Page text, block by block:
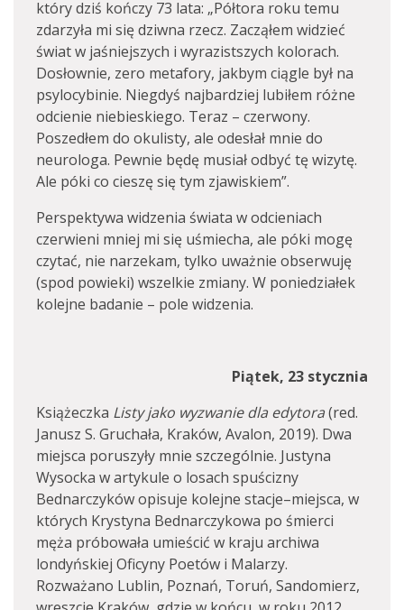
który dziś kończy 73 lata: „Półtora roku temu
zdarzyła mi się dziwna rzecz. Zacząłem widzieć
świat w jaśniejszych i wyrazistszych kolorach.
Dosłownie, zero metafory, jakbym ciągle był na
psylocybinie. Niegdyś najbardziej lubiłem różne
odcienie niebieskiego. Teraz – czerwony.
Poszedłem do okulisty, ale odesłał mnie do
neurologa. Pewnie będę musiał odbyć tę wizytę.
Ale póki co cieszę się tym zjawiskiem”.
Perspektywa widzenia świata w odcieniach
czerwieni mniej mi się uśmiecha, ale póki mogę
czytać, nie narzekam, tylko uważnie obserwuję
(spod powieki) wszelkie zmiany. W poniedziałek
kolejne badanie – pole widzenia.
Piątek, 23 stycznia
Książeczka Listy jako wyzwanie dla edytora(red.
Janusz S. Gruchała, Kraków, Avalon, 2019). Dwa
miejsca poruszyły mnie szczególnie. Justyna
Wysocka w artykule o losach spuścizny
Bednarczyków opisuje kolejne stacje–miejsca, w
których Krystyna Bednarczykowa po śmierci
męża próbowała umieścić w kraju archiwa
londyńskiej Oficyny Poetów i Malarzy.
Rozważano Lublin, Poznań, Toruń, Sandomierz,